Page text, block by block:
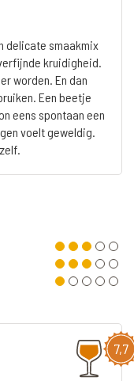
delicate smaakmix
kruidigheid.
worden. En dan
Een beetje
eens spontaan een
voelt geweldig.
7,7